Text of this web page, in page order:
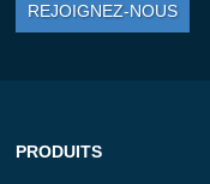
REJOIGNEZ-NOUS
PRODUITS